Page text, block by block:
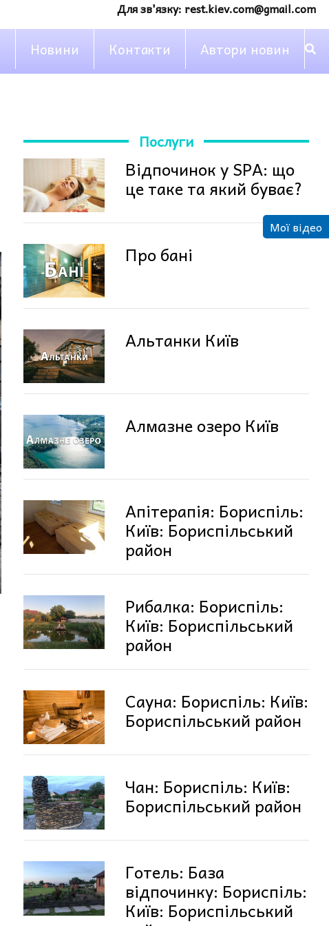
Для зв'язку: rest.kiev.com@gmail.com
Новини Контакти Автори новин
Послуги
Відпочинок у SPA: що
це таке та який буває?
Про бані
Альтанки Київ
Алмазне озеро Київ
Апітерапія: Бориспіль:
Київ: Бориспільський
район
Рибалка: Бориспіль:
Київ: Бориспільський
район
Сауна: Бориспіль: Київ:
Бориспільський район
Чан: Бориспіль: Київ:
Бориспільський район
Готель: База
відпочинку: Бориспіль:
Київ: Бориспільський
Мої відео